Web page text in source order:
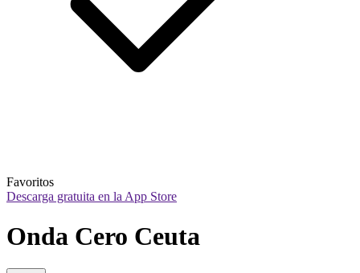
Favoritos
Descarga gratuita en la App Store
Onda Cero Ceuta